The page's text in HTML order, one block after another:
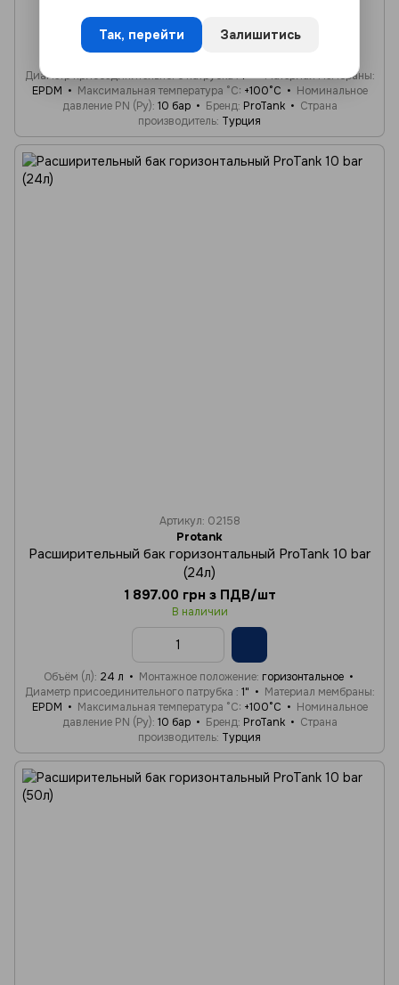
Диаметр присоединительного патрубка 1"
Материал мембраны
EPDM
Максимальная температура °C +100°C
Номинальное
давление PN (Ру) 10 бар Бренд ProTank
Страна
производитель Турция
Артикул: 02158
Protank
Расширительный бак горизонтальный ProTank 10 bar
(24л)
1 897.00 грн з ПДВ/шт
В наличии
Объём (л) 24 л Монтажное положение горизонтальное
Диаметр присоединительного патрубка
1"
Материал мембраны
EPDM
Максимальная температура °C +100°C
Номинальное
давление PN (Ру) 10 бар Бренд ProTank
Страна
производитель Турция
Так, перейти Залишитись